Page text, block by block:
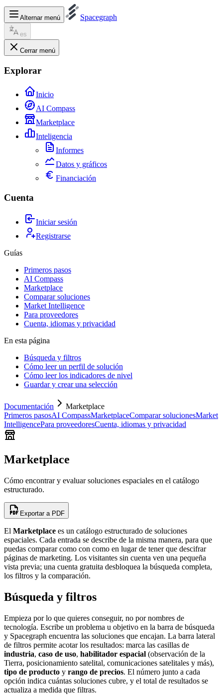
Alternar menú Spacegraph
es
Cerrar menú
Explorar
Inicio
AI Compass
Marketplace
Inteligencia
Informes
Datos y gráficos
Financiación
Cuenta
Iniciar sesión
Registrarse
Guías
Primeros pasos
AI Compass
Marketplace
Comparar soluciones
Market Intelligence
Para proveedores
Cuenta, idiomas y privacidad
En esta página
Búsqueda y filtros
Cómo leer un perfil de solución
Cómo leer los indicadores de nivel
Guardar y crear una selección
Documentación
Marketplace
Primeros pasosAI CompassMarketplaceComparar solucionesMarket
IntelligencePara proveedoresCuenta, idiomas y privacidad
Marketplace
Cómo encontrar y evaluar soluciones espaciales en el catálogo
estructurado.
Exportar a PDF
El Marketplace es un catálogo estructurado de soluciones
espaciales. Cada entrada se describe de la misma manera, para que
puedas comparar como con como en lugar de tener que descifrar
páginas de marketing. Los visitantes sin cuenta ven una pequeña
vista previa; una cuenta gratuita desbloquea la búsqueda completa,
los filtros y la comparación.
Búsqueda y filtros
Empieza por lo que quieres conseguir, no por nombres de
tecnología. Escribe un problema u objetivo en la barra de búsqueda
y Spacegraph encuentra las soluciones que encajan. La barra lateral
de filtros permite acotar los resultados: marca las casillas de
industria, caso de uso, habilitador espacial (observación de la
Tierra, posicionamiento satelital, comunicaciones satelitales y más),
tipo de producto y rango de precios. El número junto a cada
opción indica cuántas soluciones cubre, y el total de resultados se
actualiza a medida que filtras.